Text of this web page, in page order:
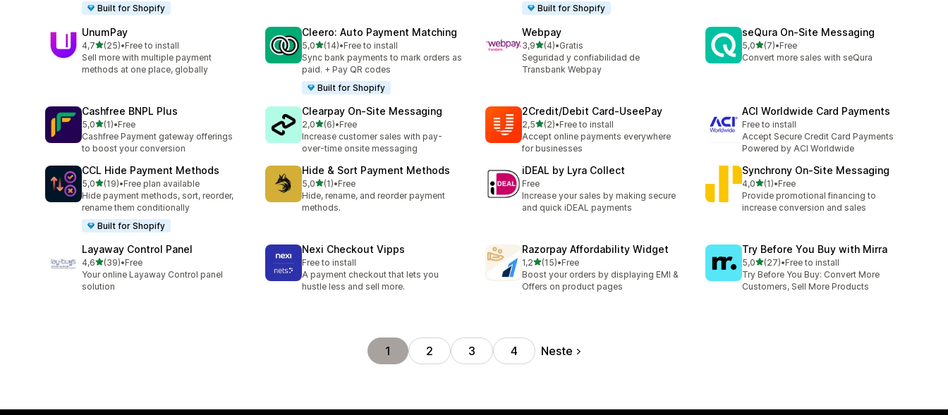
Built for Shopify
Built for Shopify
UnumPay
4,7av 5 stjerner
(25)
Totalt 25 omtaler
•Free to install
Sell more with multiple payment
methods at one place, globally
Cleero: Auto Payment Matching
5,0av 5 stjerner
(14)
Totalt 14 omtaler
•Free to install
Sync bank payments to mark orders as
paid. + Pay QR codes
Built for Shopify
Webpay
3,9av 5 stjerner
(4)
Totalt 4 omtaler
•Gratis
Seguridad y confiabilidad de
Transbank Webpay
seQura On‑Site Messaging
5,0av 5 stjerner
(7)
Totalt 7 omtaler
•Free
Convert more sales with seQura
Cashfree BNPL Plus
5,0av 5 stjerner
(1)
Totalt 1 omtaler
•Free
Cashfree Payment gateway offerings
to boost your conversion
Clearpay On‑Site Messaging
2,0av 5 stjerner
(6)
Totalt 6 omtaler
•Free
Increase customer sales with pay-
over-time onsite messaging
2Credit/Debit Card‑UseePay
2,5av 5 stjerner
(2)
Totalt 2 omtaler
•Free to install
Accept online payments everywhere
for businesses
ACI Worldwide Card Payments
Free to install
Accept Secure Credit Card Payments
Powered by ACI Worldwide
CCL Hide Payment Methods
5,0av 5 stjerner
(19)
Totalt 19 omtaler
•Free plan available
Hide payment methods, sort, reorder,
rename them conditionally
Built for Shopify
Hide & Sort Payment Methods
5,0av 5 stjerner
(1)
Totalt 1 omtaler
•Free
Hide, rename, and reorder payment
methods.
iDEAL by Lyra Collect
Free
Increase your sales by making secure
and quick iDEAL payments
Synchrony On‑Site Messaging
4,0av 5 stjerner
(1)
Totalt 1 omtaler
•Free
Provide promotional financing to
increase conversion and sales
Layaway Control Panel
4,6av 5 stjerner
(39)
Totalt 39 omtaler
•Free
Your online Layaway Control panel
solution
Nexi Checkout Vipps
Free to install
A payment checkout that lets you
hustle less and sell more.
Razorpay Affordability Widget
1,2av 5 stjerner
(15)
Totalt 15 omtaler
•Free
Boost your orders by displaying EMI &
Offers on product pages
Try Before You Buy with Mirra
5,0av 5 stjerner
(27)
Totalt 27 omtaler
•Free to install
Try Before You Buy: Convert More
Customers, Sell More Products
1 2 3 4 Neste